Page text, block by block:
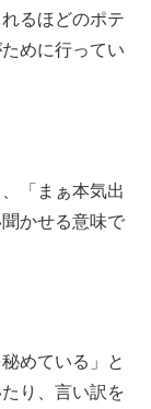
るほどのポテ
めに行ってい
「まぁ本気出
かせる意味で
めている」と
り、言い訳を